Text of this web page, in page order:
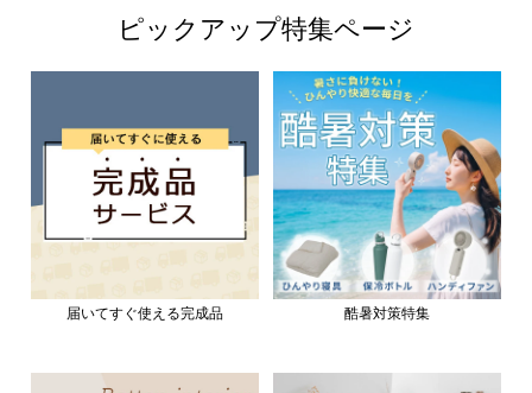
ピックアップ特集ページ
届いてすぐ使える完成品 酷暑対策特集